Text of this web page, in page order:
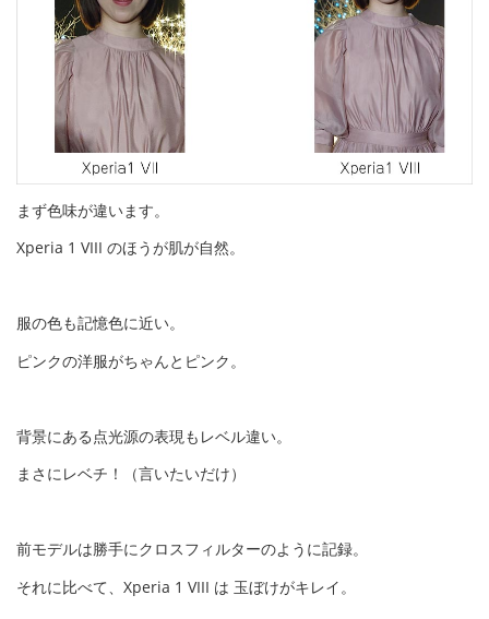
まず色味が違います。
Xperia 1 VIII のほうが肌が自然。
服の色も記憶色に近い。
ピンクの洋服がちゃんとピンク。
背景にある点光源の表現もレベル違い。
まさにレベチ！（言いたいだけ）
前モデルは勝手にクロスフィルターのように記録。
それに比べて、Xperia 1 VIII は 玉ぼけがキレイ。